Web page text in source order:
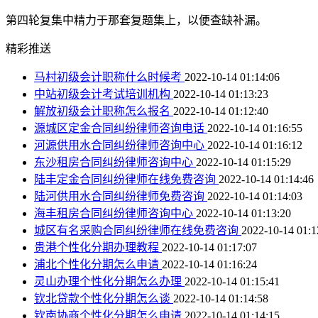
第四轮复集中精力于那套复题集上，以便查缺补漏。
精彩推送
马村初级会计职称什么时候考 2022-10-14 01:14:06
中站初级会计考试培训机构 2022-10-14 01:13:23
解放初级会计职称怎么报名 2022-10-14 01:12:40
源城区定金合同纠纷律师咨询电话 2022-10-14 01:16:55
河源供用水合同纠纷律师咨询中心 2022-10-14 01:16:12
东沙租房合同纠纷律师咨询中心 2022-10-14 01:15:29
陆丰定金合同纠纷律师在线免费咨询 2022-10-14 01:14:46
陆河供用水合同纠纷律师免费咨询 2022-10-14 01:14:03
海丰租房合同纠纷律师咨询中心 2022-10-14 01:13:20
城区有名采购合同纠纷律师在线免费咨询 2022-10-14
贵港个性化分期办理教程 2022-10-14 01:17:07
浦北个性化分期怎么申请 2022-10-14 01:16:24
灵山办理个性化分期怎么办理 2022-10-14 01:15:41
钦北贷款个性化分期怎么谈 2022-10-14 01:14:58
钦南协商个性化分期怎么申请 2022-10-14 01:14:15